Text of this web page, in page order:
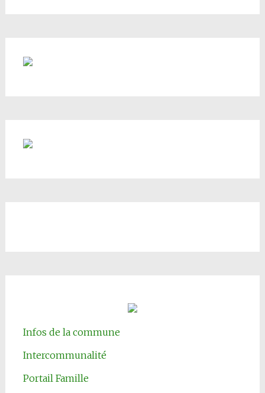
Infos de la commune
Intercommunalité
Portail Famille